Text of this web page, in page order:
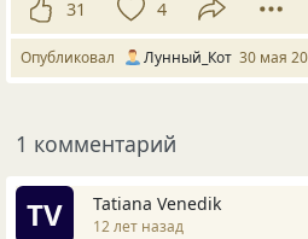
31 4
Опубликовал Лунный_Кот 30 мая
1 комментарий
TV Tatiana Venedik
12 лет назад